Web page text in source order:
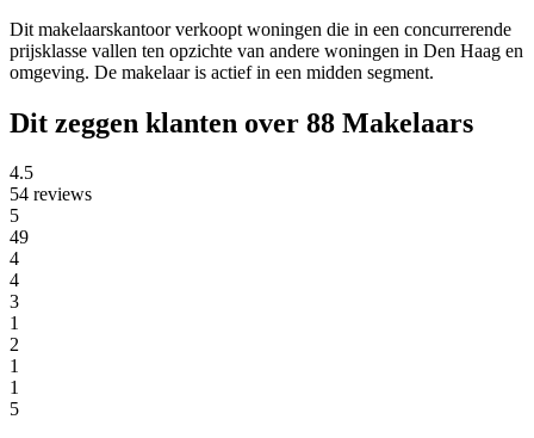
Dit makelaarskantoor verkoopt woningen die in een concurrerende
prijsklasse vallen ten opzichte van andere woningen in Den Haag en
omgeving. De makelaar is actief in een midden segment.
Dit zeggen klanten over 88 Makelaars
4.5
54 reviews
5
49
4
4
3
1
2
1
1
5